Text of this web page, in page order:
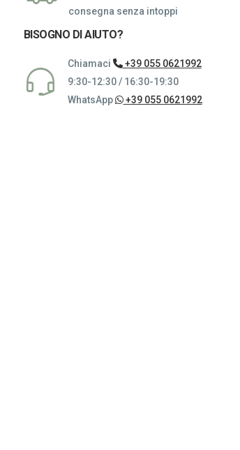
consegna senza intoppi
BISOGNO DI AIUTO?
Chiamaci
+39 055 0621992
9:30-12:30 / 16:30-19:30
WhatsApp
+39 055 0621992